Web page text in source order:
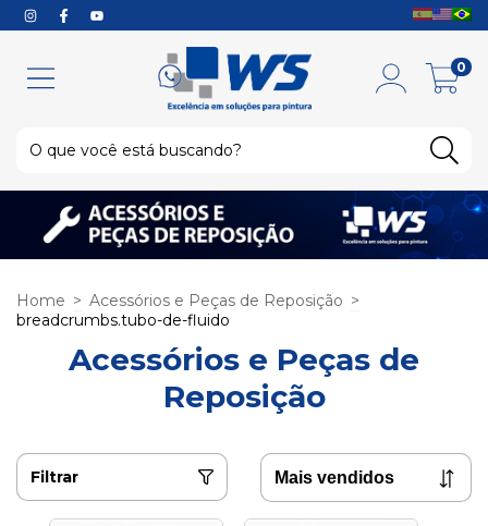
0
Home > Acessórios e Peças de Reposição >
breadcrumbs.tubo-de-fluido
Acessórios e Peças de
Reposição
Filtrar